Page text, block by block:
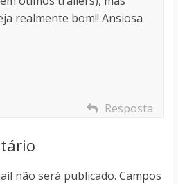
realmente bom!! Ansiosa
Resposta
não será publicado. Campos